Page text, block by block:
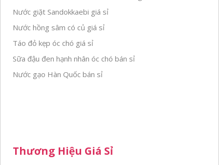
Nước giặt Sandokkaebi giá sỉ
Nước hồng sâm có củ giá sỉ
Táo đỏ kẹp óc chó giá sỉ
Sữa đậu đen hạnh nhân óc chó bán sỉ
Nước gạo Hàn Quốc bán sỉ
Thương Hiệu Giá Sỉ